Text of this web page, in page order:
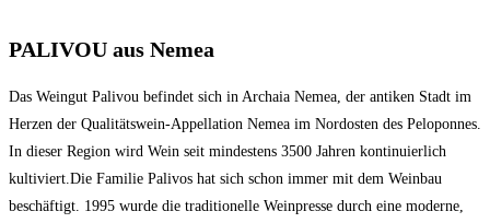
PALIVOU aus Nemea
Das Weingut Palivou befindet sich in Archaia Nemea, der antiken Stadt im
Herzen der Qualitätswein-Appellation Nemea im Nordosten des Peloponnes.
In dieser Region wird Wein seit mindestens 3500 Jahren kontinuierlich
kultiviert.Die Familie Palivos hat sich schon immer mit dem Weinbau
beschäftigt. 1995 wurde die traditionelle Weinpresse durch eine moderne,